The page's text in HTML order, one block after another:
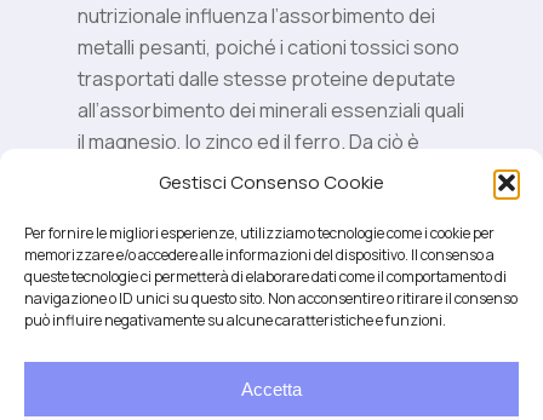
Gestisci Consenso Cookie
Per fornire le migliori esperienze, utilizziamo tecnologie come i cookie per
memorizzare e/o accedere alle informazioni del dispositivo. Il consenso a
queste tecnologie ci permetterà di elaborare dati come il comportamento di
navigazione o ID unici su questo sito. Non acconsentire o ritirare il consenso
può influire negativamente su alcune caratteristiche e funzioni.
Accetta
nutrizionale influenza l’assorbimento dei
metalli pesanti, poiché i cationi tossici sono
trasportati dalle stesse proteine deputate
all’assorbimento dei minerali essenziali quali
il magnesio, lo zinco ed il ferro. Da ciò è
possibile affermare che i soggetti aventi
oligoelementi hanno un maggior rischio di
intossicazione.
Salute integrativa e Longevità